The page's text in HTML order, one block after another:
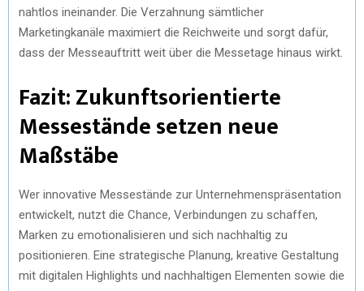
nahtlos ineinander. Die Verzahnung sämtlicher
Marketingkanäle maximiert die Reichweite und sorgt dafür,
dass der Messeauftritt weit über die Messetage hinaus wirkt.
Fazit: Zukunftsorientierte
Messestände setzen neue
Maßstäbe
Wer innovative Messestände zur Unternehmenspräsentation
entwickelt, nutzt die Chance, Verbindungen zu schaffen,
Marken zu emotionalisieren und sich nachhaltig zu
positionieren. Eine strategische Planung, kreative Gestaltung
mit digitalen Highlights und nachhaltigen Elementen sowie die